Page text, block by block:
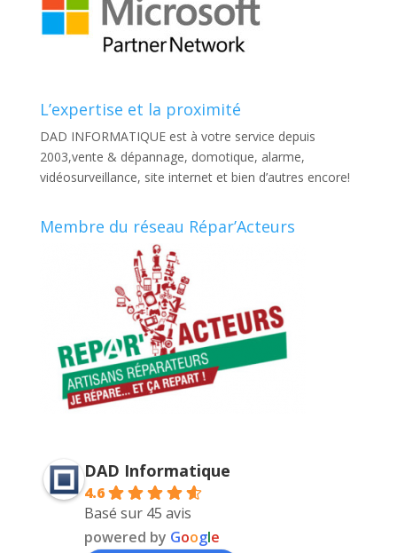
L’expertise et la proximité
DAD INFORMATIQUE est à votre service depuis
2003,vente & dépannage, domotique, alarme,
vidéosurveillance, site internet et bien d’autres encore!
Membre du réseau Répar’Acteurs
DAD Informatique
4.6
Basé sur 45 avis
powered by Google